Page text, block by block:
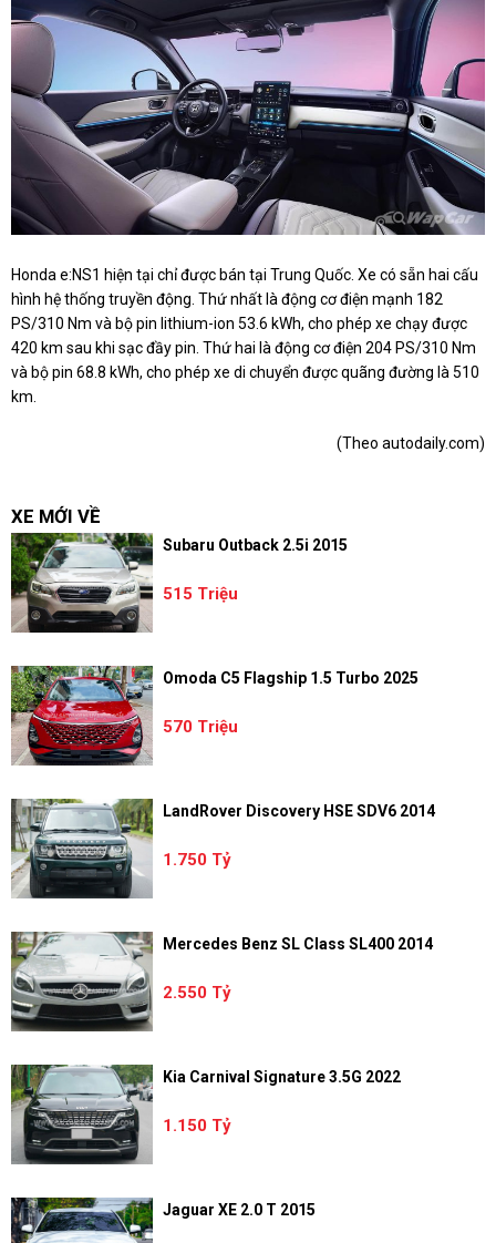
Honda e:NS1 hiện tại chỉ được bán tại Trung Quốc. Xe có sẵn hai cấu
hình hệ thống truyền động. Thứ nhất là động cơ điện mạnh 182
PS/310 Nm và bộ pin lithium-ion 53.6 kWh, cho phép xe chạy được
420 km sau khi sạc đầy pin. Thứ hai là động cơ điện 204 PS/310 Nm
và bộ pin 68.8 kWh, cho phép xe di chuyển được quãng đường là 510
km.
(Theo autodaily.com)
XE MỚI VỀ
Subaru Outback 2.5i 2015
515 Triệu
Omoda C5 Flagship 1.5 Turbo 2025
570 Triệu
LandRover Discovery HSE SDV6 2014
1.750 Tỷ
Mercedes Benz SL Class SL400 2014
2.550 Tỷ
Kia Carnival Signature 3.5G 2022
1.150 Tỷ
Jaguar XE 2.0 T 2015